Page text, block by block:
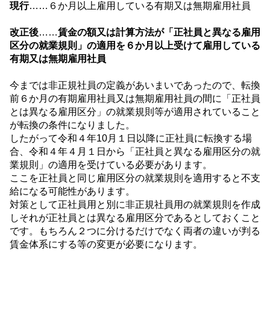
現行……６か月以上雇用している有期又は無期雇用社員
改正後……賃金の額又は計算方法が「正社員と異なる雇用
区分の就業規則」の適用を６か月以上受けて雇用している
有期又は無期雇用社員
今までは非正規社員の定義があいまいであったので、転換
前６ か月の有期雇用社員又は無期雇用社員の間に「正社員
とは異なる雇用区分」の就業規則等が適用されていること
が転換の条件になりました。
したがって令和４年10月１日以降に正社員に転換する場
合、令和４年４月１日から
「正社員と異なる雇用区分の就
業規則」の適用を受けている必要があります。
ここを正社員と同じ雇用区分の就業規則を適用すると不支
給になる可能性があります。
対策として正社員用と別に非正規社員用の就業規則を作成
しそれが正社員とは異なる雇用区分であるとしておくこと
です。もちろん２つに分けるだけでなく両者の違いが判る
賃金体系にする等の変更が必要になります。